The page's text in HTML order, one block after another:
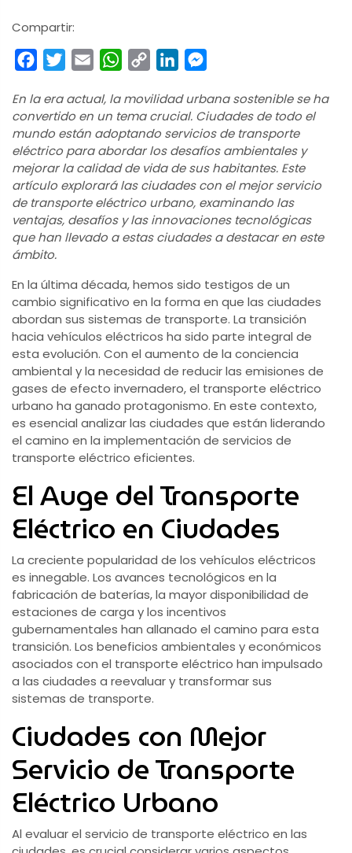
Compartir:
FacebookTwitterEmail WhatsApp
Copy
LinkedIn
En la era actual, la movilidad urbana sostenible se ha
convertido en un tema crucial. Ciudades de todo el
mundo están adoptando servicios de transporte
eléctrico para abordar los desafíos ambientales y
mejorar la calidad de vida de sus habitantes. Este
artículo explorará las ciudades con el mejor servicio
de transporte eléctrico urbano, examinando las
ventajas, desafíos y las innovaciones tecnológicas
que han llevado a estas ciudades a destacar en este
ámbito.
En la última década, hemos sido testigos de un
cambio significativo en la forma en que las ciudades
abordan sus sistemas de transporte. La transición
hacia vehículos eléctricos ha sido parte integral de
esta evolución. Con el aumento de la conciencia
ambiental y la necesidad de reducir las emisiones de
gases de efecto invernadero, el transporte eléctrico
urbano ha ganado protagonismo. En este contexto,
es esencial analizar las ciudades que están liderando
el camino en la implementación de servicios de
transporte eléctrico eficientes.
El Auge del Transporte
Eléctrico en Ciudades
La creciente popularidad de los vehículos eléctricos
es innegable. Los avances tecnológicos en la
fabricación de baterías, la mayor disponibilidad de
estaciones de carga y los incentivos
gubernamentales han allanado el camino para esta
transición. Los beneficios ambientales y económicos
asociados con el transporte eléctrico han impulsado
a las ciudades a reevaluar y transformar sus
sistemas de transporte.
Ciudades con Mejor
Servicio de Transporte
Eléctrico Urbano
Al evaluar el servicio de transporte eléctrico en las